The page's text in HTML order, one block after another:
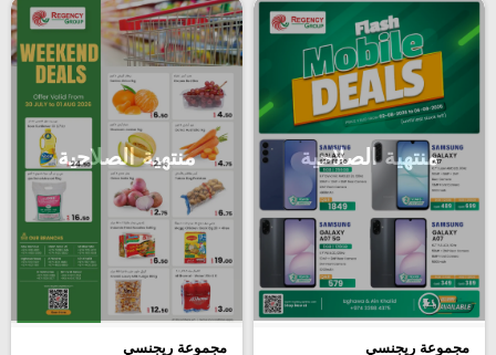
منتهية الصلاحية
مجموعة ريجنسي
منتهية الصلاحية
مجموعة ريجنسي